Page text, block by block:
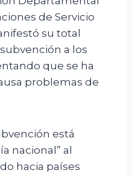
de Servicio
su total
a los
que se ha
problemas de
está
nacional” al
hacia países